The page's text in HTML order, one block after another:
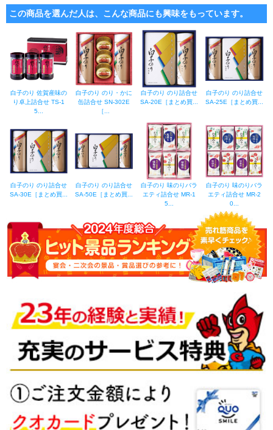
この商品を選んだ人は、こんな商品にも興味をもっています。
白子のり 佐賀産味の
り卓上詰合せ TS-1
5...
白子のり のり・かに
缶詰合せ SN-302E
［...
白子のり のり詰合せ
SA-20E［まとめ買...
白子のり のり詰合せ
SA-25E［まとめ買...
白子のり のり詰合せ
SA-30E［まとめ買...
白子のり のり詰合せ
SA-50E［まとめ買...
白子のり 味のりバラ
エティ詰合せ MR-1
5...
白子のり 味のりバラ
エティ詰合せ MR-2
0...